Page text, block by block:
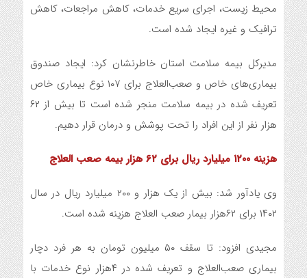
محیط زیست، اجرای سریع خدمات، کاهش مراجعات، کاهش
ترافیک و غیره ایجاد شده است.
مدیرکل بیمه سلامت استان خاطرنشان کرد: ایجاد صندوق
بیماری‌های خاص و صعب‌العلاج برای ۱۰۷ نوع بیماری خاص
تعریف شده در بیمه سلامت منجر شده است تا بیش از ۶۲
هزار نفر از این افراد را تحت پوشش و درمان قرار دهیم.
هزینه ۱۲۰۰ میلیارد ریال برای ۶۲ هزار بیمه صعب العلاج
وی یادآور شد: بیش از یک هزار و ۲۰۰ میلیارد ریال در سال
۱۴۰۲ برای ۶۲هزار بیمار صعب العلاج هزینه شده است.
مجیدی افزود: تا سقف ۵۰ میلیون تومان به هر فرد دچار
بیماری صعب‌العلاج و تعریف شده در ۴هزار نوع خدمات با